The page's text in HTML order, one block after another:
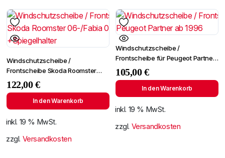
Windschutzscheibe /
Frontscheibe Skoda Roomster
06-/Fabia 07- +Spiegelhalter
122,00€
In den Warenkorb
inkl. 19 % MwSt.
zzgl. Versandkosten
Windschutzscheibe /
Frontscheibe für Peugeot Partner
ab 1996
105,00€
In den Warenkorb
inkl. 19 % MwSt.
zzgl. Versandkosten